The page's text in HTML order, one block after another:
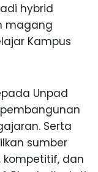
hybrid
magang
Kampus
Unpad
Serta
sumber
dan